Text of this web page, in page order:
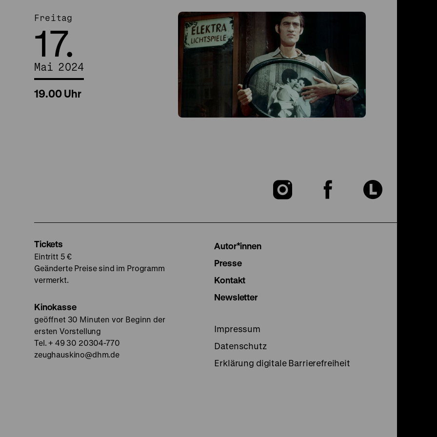
Freitag
17.
Mai 2024
19.00 Uhr
Zu
Zu
Zu
Tickets
Eintritt 5 €
Geänderte Preise sind im Programm
vermerkt.
Kinokasse
geöffnet 30 Minuten vor Beginn der
ersten Vorstellung
Tel. + 49 30 20304-770
zeughauskino@dhm.de
Autor*innen
Presse
Kontakt
Newsletter
Impressum
Datenschutz
Erklärung digitale Barrierefreiheit